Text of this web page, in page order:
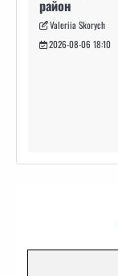
район
Valeriia Skorych
2026-08-06 18:10